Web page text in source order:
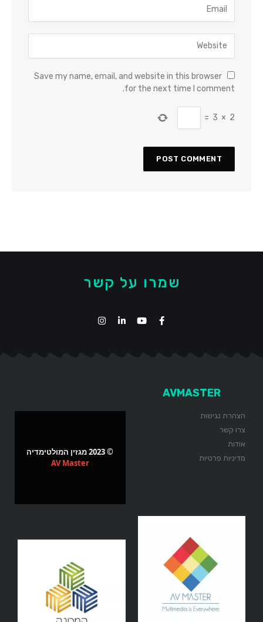
Save my name, email, and website in this browser
for the next time I comment.
2
×
3
=
שמרו על קשר
AVMASTER
הצהרת נגישות
צרו קשר
אודות
מדיניות פרטיות
© 2023 מגזין המולטימדיה
AV Master